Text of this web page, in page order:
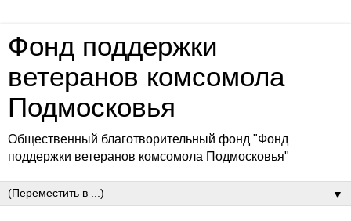
Фонд поддержки
ветеранов комсомола
Подмосковья
Общественный благотворительный фонд "Фонд
поддержки ветеранов комсомола Подмосковья"
▼